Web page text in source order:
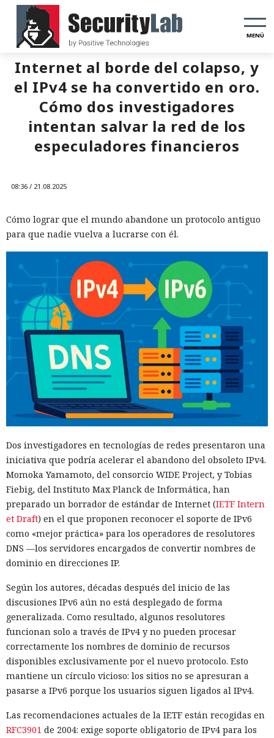
MENÚ
Internet al borde del colapso, y
el IPv4 se ha convertido en oro.
Cómo dos investigadores
intentan salvar la red de los
especuladores financieros
08:36 / 21.08.2025
Cómo lograr que el mundo abandone un protocolo antiguo
para que nadie vuelva a lucrarse con él.
Dos investigadores en tecnologías de redes presentaron una
iniciativa que podría acelerar el abandono del obsoleto IPv4.
Momoka Yamamoto, del consorcio WIDE Project, y Tobias
Fiebig, del Instituto Max Planck de Informática, han
preparado un borrador de estándar de Internet (IETF Intern
et Draft) en el que proponen reconocer el soporte de IPv6
como «mejor práctica» para los operadores de resolutores
DNS —los servidores encargados de convertir nombres de
dominio en direcciones IP.
Según los autores, décadas después del inicio de las
discusiones IPv6 aún no está desplegado de forma
generalizada. Como resultado, algunos resolutores
funcionan solo a través de IPv4 y no pueden procesar
correctamente los nombres de dominio de recursos
disponibles exclusivamente por el nuevo protocolo. Esto
mantiene un círculo vicioso: los sitios no se apresuran a
pasarse a IPv6 porque los usuarios siguen ligados al IPv4.
Las recomendaciones actuales de la IETF están recogidas en
RFC3901 de 2004: exige soporte obligatorio de IPv4 para los